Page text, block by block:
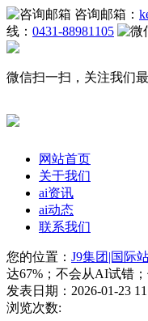
咨询邮箱：
线： 0431-88981105
微信扫一扫，关注我们
网站首页
关于我们
ai资讯
ai动态
联系我们
您的位置： J9集团|国际
达67%；不会从AI试错
发表日期：2026-01-23
浏览次数: